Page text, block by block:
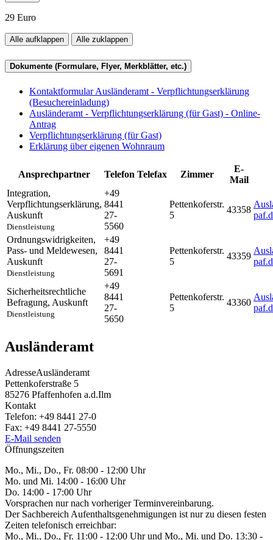
29 Euro
Alle aufklappen Alle zuklappen
Dokumente (Formulare, Flyer, Merkblätter, etc.)
Kontaktformular Ausländeramt - Verpflichtungserklärung
(Besuchereinladung)
Ausländeramt - Verpflichtungserklärung (für Gast) - Online-
Antrag
Verpflichtungserklärung (für Gast)
Erklärung über eigenen Wohnraum
Ansprechpartner Telefon Telefax Zimmer
E-
Mail
Integration,
Verpflichtungserklärung,
Auskunft
Dienstleistung
+49
8441
27-
5560
Pettenkoferstr.
5
43358
Ordnungswidrigkeiten,
Pass- und Meldewesen,
Auskunft
Dienstleistung
+49
8441
27-
5691
Pettenkoferstr.
5
43359
Sicherheitsrechtliche
Befragung, Auskunft
Dienstleistung
+49
8441
27-
5650
Pettenkoferstr.
5
43360
Ausländeramt
AdresseAusländeramt
Pettenkoferstraße 5
85276 Pfaffenhofen a.d.Ilm
Kontakt
Telefon: +49 8441 27-0
Fax: +49 8441 27-5550
E-Mail senden
Öffnungszeiten
Mo., Mi., Do., Fr. 08:00 - 12:00 Uhr
Mo. und Mi. 14:00 - 16:00 Uhr
Do. 14:00 - 17:00 Uhr
Vorsprachen nur nach vorheriger Terminvereinbarung.
Der Sachbereich Aufenthaltsgenehmigungen ist nur zu diesen festen
Zeiten telefonisch erreichbar:
Mo., Mi., Do., Fr. 11:00 - 12:00 Uhr und Mo., Mi. und Do. 13:30 -